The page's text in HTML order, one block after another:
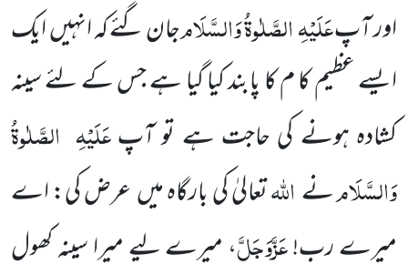
اور آپعَلَیْہِالصَّلٰوۃُ وَالسَّلَامجان گئے کہ انہیںایک
ایسے عظیم کا م کا پابند کیا گیا ہے جس کے لئے سینہ
کشادہ ہونے کی حاجت ہے تو آپعَلَیْہِ الصَّلٰوۃُ
وَالسَّلَامنےاللہتعالیٰکی بارگاہ میںعرض کی: اے
میرے رب!عَزَّوَجَلَّ، میرے لیے میرا سینہ کھول